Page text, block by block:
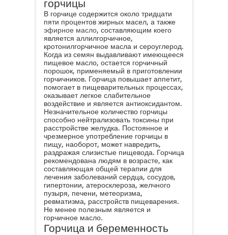
горчицы
В горчице содержится около тридцати
пяти процентов жирных масел, а также
эфирное масло, составляющим коего
является аллилгорчичное,
кротонилгорчичное масла и сероуглерод.
Когда из семян выдавливают имеющееся
пищевое масло, остается горчичный
порошок, применяемый в приготовлении
горчичников. Горчица повышает аппетит,
помогает в пищеварительных процессах,
оказывает легкое слабительное
воздействие и является антиоксидантом.
Незначительное количество горчицы
способно нейтрализовать токсины при
расстройстве желудка. Постоянное и
чрезмерное употребление горчицы в
пищу, наоборот, может навредить,
раздражая слизистые пищевода. Горчица
рекомендована людям в возрасте, как
составляющая общей терапии для
лечения заболеваний сердца, сосудов,
гипертонии, атеросклероза, желчного
пузыря, печени, метеоризма,
ревматизма, расстройств пищеварения.
Не менее полезным является и
горчичное масло.
Горчица и беременность